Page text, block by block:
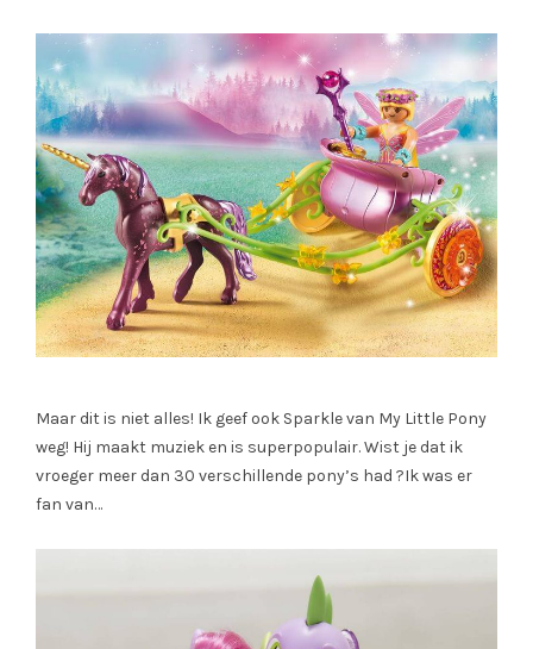
Maar dit is niet alles! Ik geef ook Sparkle van My Little Pony
weg! Hij maakt muziek en is superpopulair. Wist je dat ik
vroeger meer dan 30 verschillende pony’s had ?Ik was er
fan van…